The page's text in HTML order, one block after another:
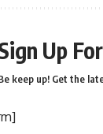
Up
keep up! Get the